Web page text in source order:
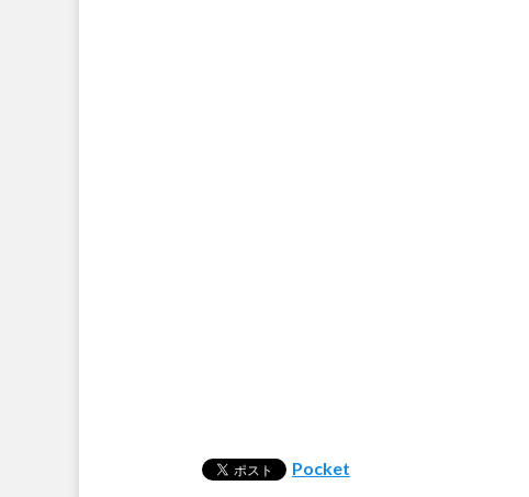
Pocket